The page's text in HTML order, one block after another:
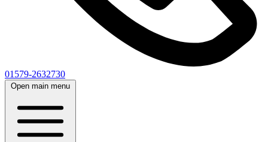
01579-2632730
Open main menu